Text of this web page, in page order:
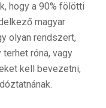
hogy a 90% fölötti
magyar
olyan rendszert,
róna, vagy
kell bevezetni,